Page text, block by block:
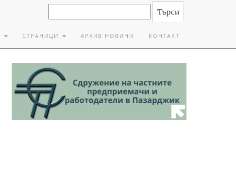
СТРАНИЦИ АРХИВ НОВИНИ КОНТАКТ